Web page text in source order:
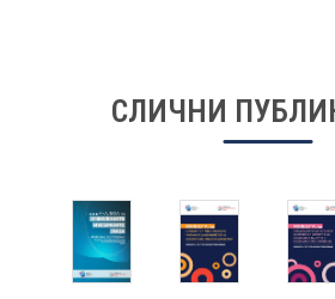
СЛИЧНИ